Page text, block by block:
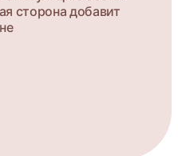
сторона добавит